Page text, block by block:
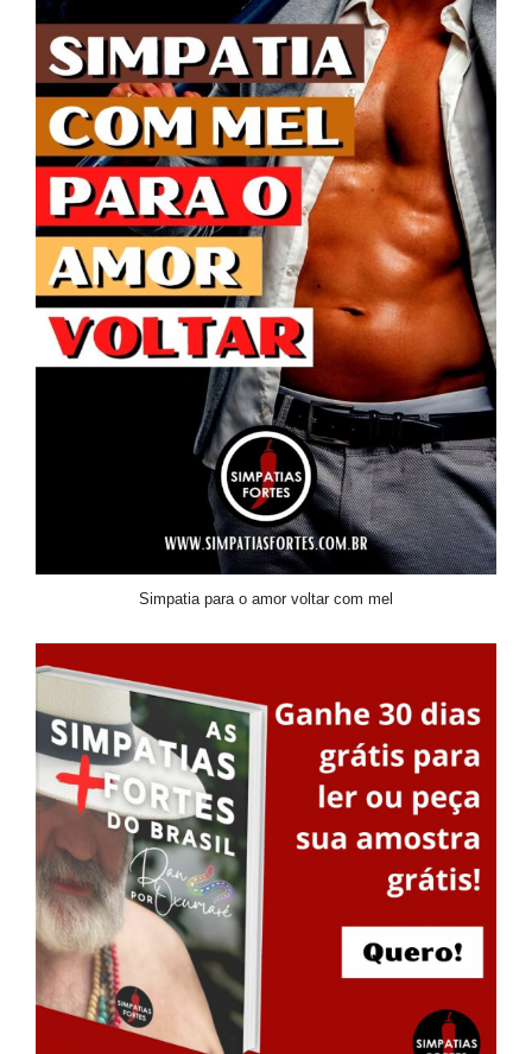
Simpatia para o amor voltar com mel